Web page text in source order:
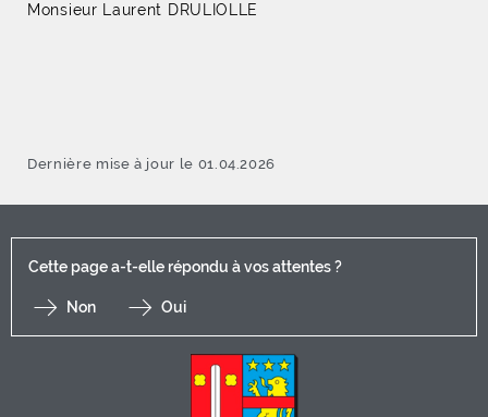
Monsieur Laurent DRULIOLLE
Dernière mise à jour le 01.04.2026
Cette page a-t-elle répondu à vos attentes ?
Non Oui